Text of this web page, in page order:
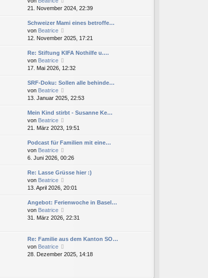
t
e
r
e
i
t
a
g
e
u
e
t
e
r
e
i
t
a
g
21. November 2024, 22:39
Schweizer Mami eines betroffe…
von Beatrice
e
u
e
t
e
r
e
i
t
a
g
12. November 2025, 17:21
Re: Stiftung KIFA Nothilfe u.…
von Beatrice
e
u
e
t
e
r
e
i
t
a
g
17. Mai 2026, 12:32
SRF-Doku: Sollen alle behinde…
von Beatrice
e
u
e
t
e
r
e
i
t
a
g
13. Januar 2025, 22:53
Mein Kind stirbt - Susanne Ke…
von Beatrice
e
u
e
t
e
r
e
i
t
a
21. März 2023, 19:51
Podcast für Familien mit eine…
von Beatrice
e
u
e
t
e
r
e
t
r
g
6. Juni 2026, 00:26
Re: Lasse Grüsse hier :)
von Beatrice
e
u
e
t
r
B
i
13. April 2026, 20:01
Angebot: Ferienwoche in Basel…
von Beatrice
e
e
s
e
31. März 2026, 22:31
Re: Familie aus dem Kanton SO…
von Beatrice
e
28. Dezember 2025, 14:18